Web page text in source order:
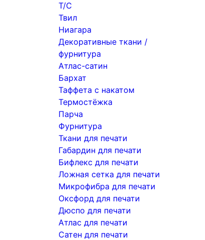
Т/С
Твил
Ниагара
Декоративные ткани /
фурнитура
Атлас-сатин
Бархат
Таффета с накатом
Термостёжка
Парча
Фурнитура
Ткани для печати
Габардин для печати
Бифлекс для печати
Ложная сетка для печати
Микрофибра для печати
Оксфорд для печати
Дюспо для печати
Атлас для печати
Сатен для печати